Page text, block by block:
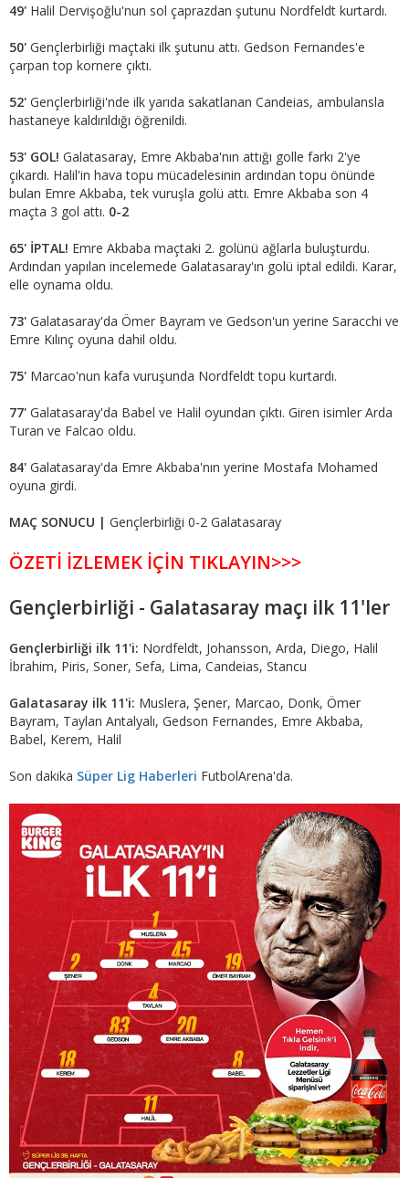
49' Halil Dervişoğlu'nun sol çaprazdan şutunu Nordfeldt kurtardı.
50' Gençlerbirliği maçtaki ilk şutunu attı. Gedson Fernandes'e
çarpan top kornere çıktı.
52' Gençlerbirliği'nde ilk yarıda sakatlanan Candeias, ambulansla
hastaneye kaldırıldığı öğrenildi.
53' GOL! Galatasaray, Emre Akbaba'nın attığı golle farkı 2'ye
çıkardı. Halil'in hava topu mücadelesinin ardından topu önünde
bulan Emre Akbaba, tek vuruşla golü attı. Emre Akbaba son 4
maçta 3 gol attı. 0-2
65' İPTAL! Emre Akbaba maçtaki 2. golünü ağlarla buluşturdu.
Ardından yapılan incelemede Galatasaray'ın golü iptal edildi. Karar,
elle oynama oldu.
73' Galatasaray'da Ömer Bayram ve Gedson'un yerine Saracchi ve
Emre Kılınç oyuna dahil oldu.
75' Marcao'nun kafa vuruşunda Nordfeldt topu kurtardı.
77' Galatasaray'da Babel ve Halil oyundan çıktı. Giren isimler Arda
Turan ve Falcao oldu.
84' Galatasaray'da Emre Akbaba'nın yerine Mostafa Mohamed
oyuna girdi.
MAÇ SONUCU | Gençlerbirliği 0-2 Galatasaray
ÖZETİ İZLEMEK İÇİN TIKLAYIN>>>
Gençlerbirliği - Galatasaray maçı ilk 11'ler
Gençlerbirliği ilk 11'i: Nordfeldt, Johansson, Arda, Diego, Halil
İbrahim, Piris, Soner, Sefa, Lima, Candeias, Stancu
Galatasaray ilk 11'i: Muslera, Şener, Marcao, Donk, Ömer
Bayram, Taylan Antalyalı, Gedson Fernandes, Emre Akbaba,
Babel, Kerem, Halil
Son dakika Süper Lig Haberleri FutbolArena'da.